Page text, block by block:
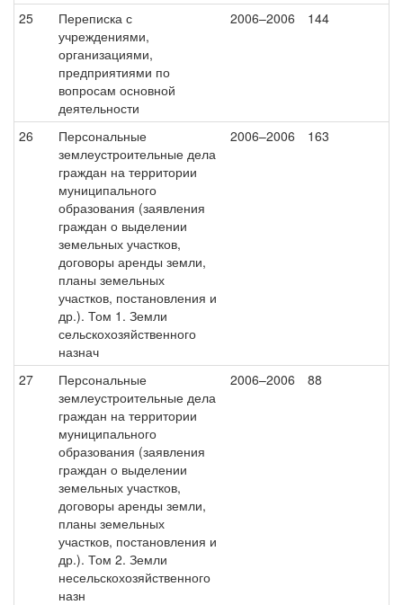
25
Переписка с
учреждениями,
организациями,
предприятиями по
вопросам основной
деятельности
2006–2006 144
26
Персональные
землеустроительные дела
граждан на территории
муниципального
образования (заявления
граждан о выделении
земельных участков,
договоры аренды земли,
планы земельных
участков, постановления и
др.). Том 1. Земли
сельскохозяйственного
назнач
2006–2006 163
27
Персональные
землеустроительные дела
граждан на территории
муниципального
образования (заявления
граждан о выделении
земельных участков,
договоры аренды земли,
планы земельных
участков, постановления и
др.). Том 2. Земли
несельскохозяйственного
назн
2006–2006 88